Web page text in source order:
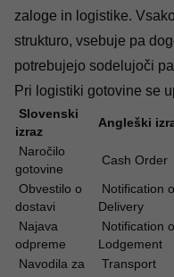
zaloge in logistike.
strukturo, vsebuje pa
potrebujejo sodelujoči
Pri logistiki gotovine se
Slovenski
izraz
Angleški
Naročilo
gotovine
Cash Order
Obvestilo o
dostavi
Notification
Delivery
Najava
odpreme
Notification
Lodgement
Navodila za
Transport